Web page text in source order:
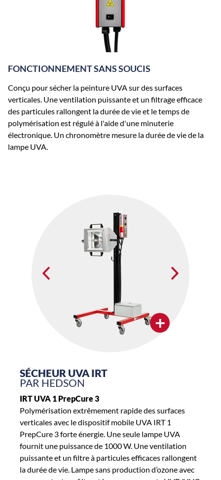
FONCTIONNEMENT SANS SOUCIS
Conçu pour sécher la peinture UVA sur des surfaces
verticales. Une ventilation puissante et un filtrage efficace
des particules rallongent la durée de vie et le temps de
polymérisation est régulé à l'aide d'une minuterie
électronique. Un chronomètre mesure la durée de vie de la
lampe UVA.
+
SÉCHEUR UVA IRT
PAR HEDSON
IRT UVA 1 PrepCure 3
Polymérisation extrêmement rapide des surfaces
verticales avec le dispositif mobile UVA IRT 1
PrepCure 3 forte énergie. Une seule lampe UVA
fournit une puissance de 1000 W. Une ventilation
puissante et un filtre à particules efficaces rallongent
la durée de vie. Lampe sans production d’ozone avec